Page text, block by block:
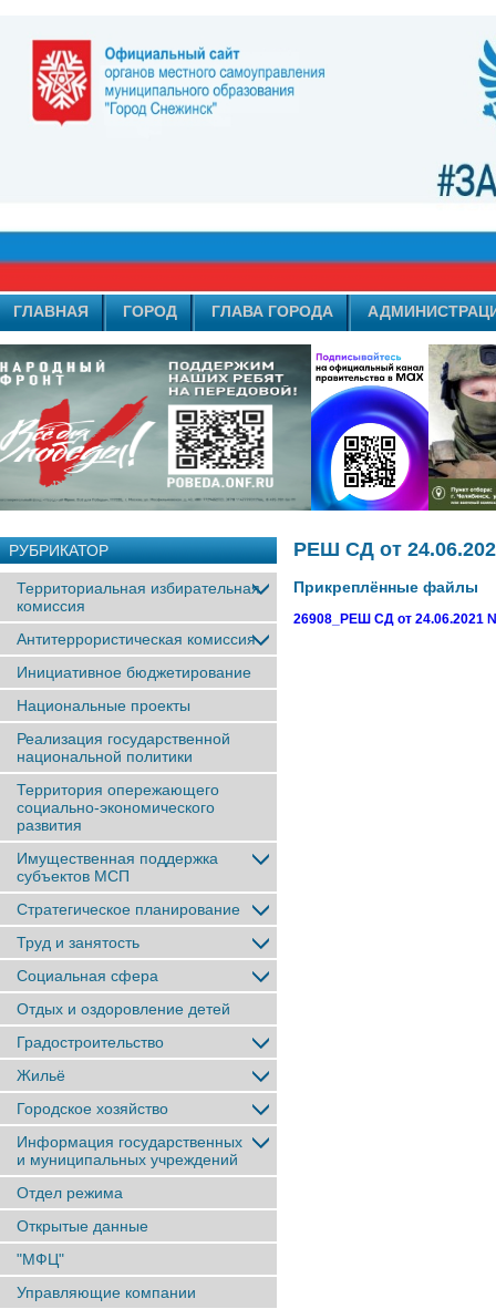
ГЛАВНАЯ ГОРОД ГЛАВА ГОРОДА
РУБРИКАТОР
Территориальная избирательная
комиссия
Антитеррористическая комиссия
Инициативное бюджетирование
Национальные проекты
Реализация государственной
национальной политики
Территория опережающего
социально-экономического
развития
Имущественная поддержка
субъектов МСП
Стратегическое планирование
Труд и занятость
Социальная сфера
Отдых и оздоровление детей
Градостроительство
Жильё
Городское хозяйство
Информация государственных
и муниципальных учреждений
Отдел режима
Открытые данные
"МФЦ"
Управляющие компании
РЕШ СД от
Прикреплённые файлы
26908_РЕШ СД от 24.06.2021